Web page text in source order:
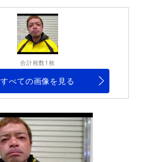
合計枚数1枚
すべての画像を見る